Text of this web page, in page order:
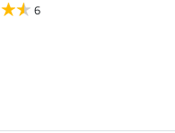
6